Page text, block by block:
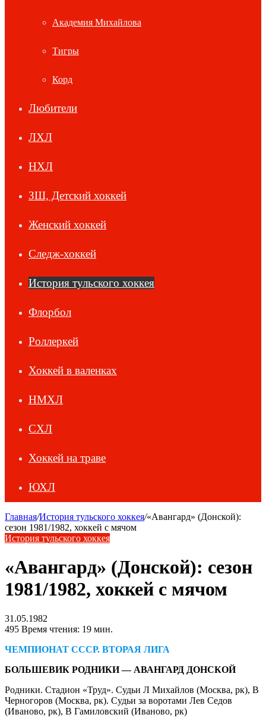
Академия Михайлова
Тигры
Корд
Любители
ЛХЛ
НХЛ
ЗШ, Детский хоккей
Женский хоккей
Следж-хоккей
История тульского хоккея
Флорбол
Роллеркей
Хоккей в валенках
НМХЛ
СХЛ
Хоккей на траве
ЮХЛ
Главная/История тульского хоккея/«Авангард» (Донской):
сезон 1981/1982, хоккей с мячом
История тульского хоккея
«Авангард» (Донской): сезон
1981/1982, хоккей с мячом
31.05.1982
495 Время чтения: 19 мин.
ЧЕМПИОНАТ СССР. ВТОРАЯ ЛИГА
БОЛЬШЕВИК РОДНИКИ — АВАНГАРД ДОНСКОЙ
Родники. Стадион «Труд». Судьи Л Михайлов (Москва, рк), В
Черногоров (Москва, рк). Судьи за воротами Лев Седов
(Иваново, рк), В Гамиловский (Иваново, рк)